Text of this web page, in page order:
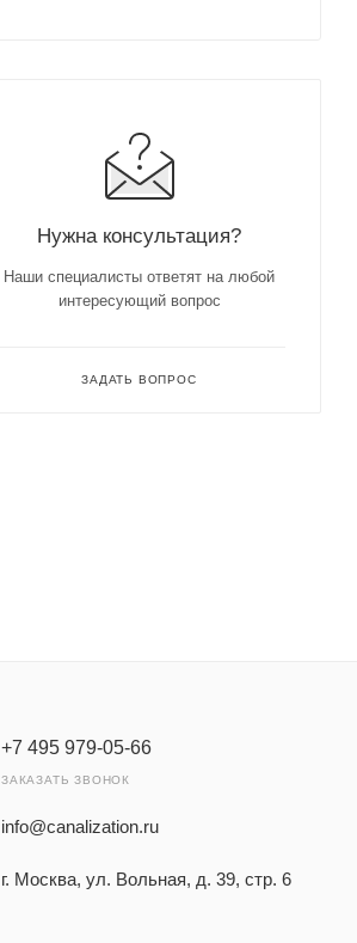
Нужна консультация?
Наши специалисты ответят на любой
интересующий вопрос
ЗАДАТЬ ВОПРОС
+7 495 979-05-66
ЗАКАЗАТЬ ЗВОНОК
info@canalization.ru
г. Москва, ул. Вольная, д. 39, стр. 6